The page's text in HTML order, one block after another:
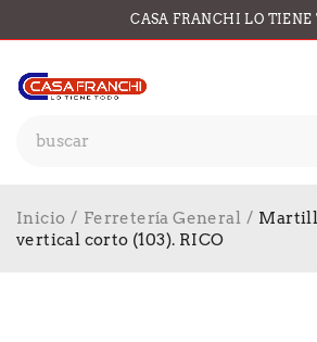
CASA FRANCHI LO TIENE
Inicio / Ferretería General /
vertical corto (103). RICO